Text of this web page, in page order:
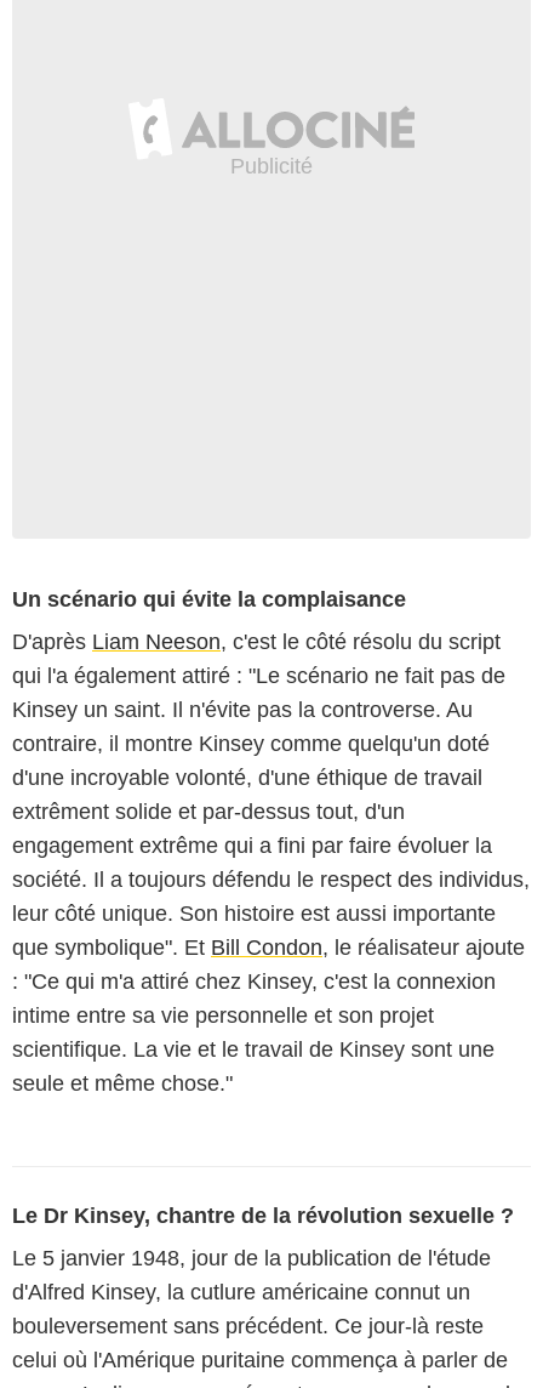
Un scénario qui évite la complaisance
D'après Liam Neeson, c'est le côté résolu du script
qui l'a également attiré : "Le scénario ne fait pas de
Kinsey un saint. Il n'évite pas la controverse. Au
contraire, il montre Kinsey comme quelqu'un doté
d'une incroyable volonté, d'une éthique de travail
extrêment solide et par-dessus tout, d'un
engagement extrême qui a fini par faire évoluer la
société. Il a toujours défendu le respect des individus,
leur côté unique. Son histoire est aussi importante
que symbolique". Et Bill Condon, le réalisateur ajoute
: "Ce qui m'a attiré chez Kinsey, c'est la connexion
intime entre sa vie personnelle et son projet
scientifique. La vie et le travail de Kinsey sont une
seule et même chose."
Le Dr Kinsey, chantre de la révolution sexuelle ?
Le 5 janvier 1948, jour de la publication de l'étude
d'Alfred Kinsey, la cutlure américaine connut un
bouleversement sans précédent. Ce jour-là reste
celui où l'Amérique puritaine commença à parler de